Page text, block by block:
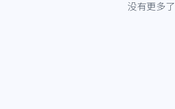
没有更多了